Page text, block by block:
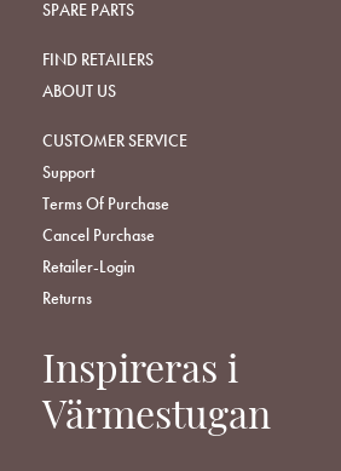
SPARE PARTS
FIND RETAILERS
ABOUT US
CUSTOMER SERVICE
Support
Terms Of Purchase
Cancel Purchase
Retailer-Login
Returns
Inspireras i
Värmestugan